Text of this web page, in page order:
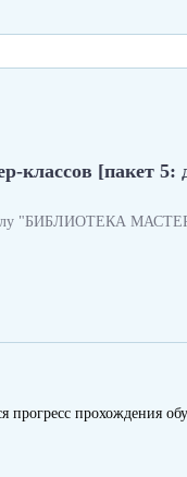
классов [пакет 5:
"БИБЛИОТЕКА
прогресс прохождения